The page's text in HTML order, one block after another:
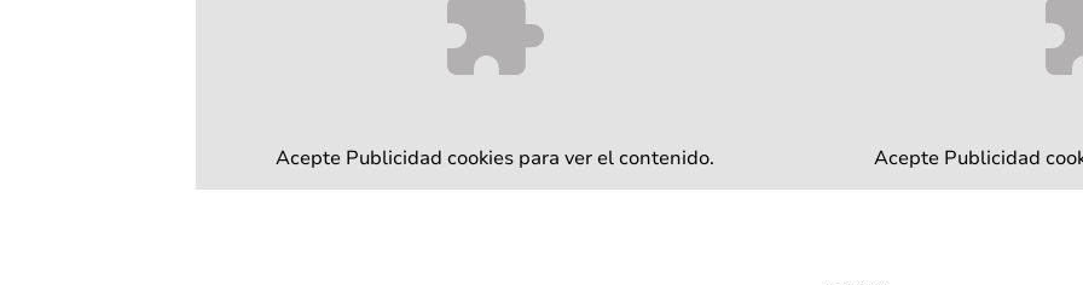
Acepte Publicidad cookies para ver el contenido. Acepte Publicidad